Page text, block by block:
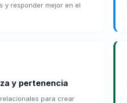
y responder mejor en el
y pertenencia
para crear